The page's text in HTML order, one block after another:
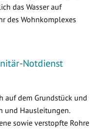
das Wasser auf
des Wohnkomplexes
Notdienst
auf dem Grundstück und
und Hausleitungen.
sowie verstopfte Rohre